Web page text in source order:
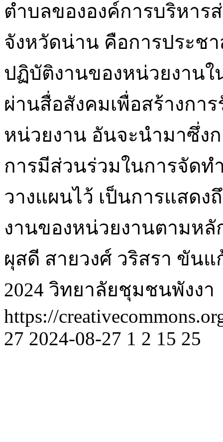
ตำบลขององค์การบริหาร
จังหวัดน่าน คือการประช
ปฏิบัติงานของหน่วยงาน
ผ่านสื่อสังคมเพื่อสร้างกา
หน่วยงาน อันจะนำมาซึ่ง
การมีส่วนร่วมในการจัด
วางแผนไว้ เป็นการแสดง
งานของหน่วยงานตามหลั
ผุสดี สายวงศ์ วริสรา ขันแ
2024 วิทยาลัยชุมชนพังงา
https://
27 2024-08-27 1 2 15 25